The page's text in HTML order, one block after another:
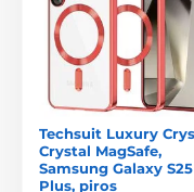
Techsuit Luxury
Crystal MagSafe,
Samsung Galaxy S25
Plus, piros